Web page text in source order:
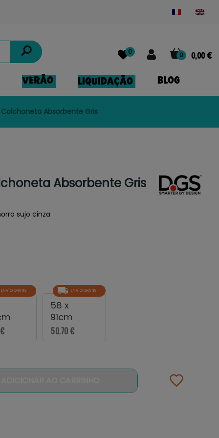
0 0,00 €
0
VERÃO LIQUIDAÇÃO BLOG
Colchoneta Absorbente Gris
Absorbente Gris
sujo cinza
ENVÍO GRATIS ENVÍO GRATIS
58 x
91cm
50.70 €